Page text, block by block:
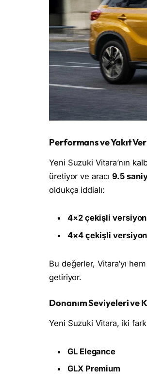
Performans ve Yakıt
Yeni Suzuki Vitara’nın
üretiyor ve aracı 9.5
oldukça iddialı:
4×2 çekişli versiyon
4×4 çekişli versiyon
Bu değerler, Vitara’yı
getiriyor.
Donanım Seviyeleri ve
Yeni Suzuki Vitara, iki
GL Elegance
GLX Premium